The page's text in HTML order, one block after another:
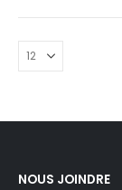
NOUS JOINDRE